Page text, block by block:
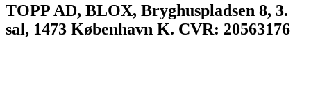
TOPP AD, BLOX, Bryghuspladsen 8, 3.
sal, 1473 København K. CVR: 20563176